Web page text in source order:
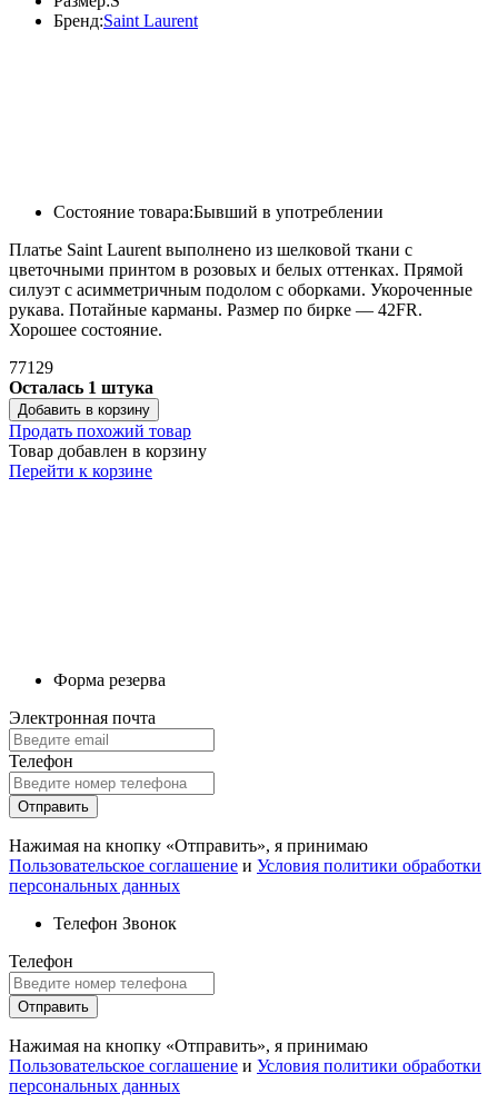
Состояние товара:Бывший в употреблении
Бренд:Saint Laurent
Платье Saint Laurent выполнено из шелковой ткани с
цветочными принтом в розовых и белых оттенках. Прямой
силуэт с асимметричным подолом с оборками. Укороченные
рукава. Потайные карманы. Размер по бирке — 42FR.
Хорошее состояние.
77129
Осталась 1 штука
Добавить в корзину
Продать похожий товар
Товар добавлен в корзину
Перейти к корзине
Форма резерва
Электронная почта
Телефон
Отправить
Нажимая на кнопку «Отправить», я принимаю
Пользовательское соглашение и Условия политики обработки
персональных данных
Телефон Звонок
Телефон
Отправить
Нажимая на кнопку «Отправить», я принимаю
Пользовательское соглашение и Условия политики обработки
персональных данных